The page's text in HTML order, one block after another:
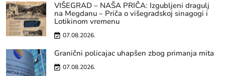
VIŠEGRAD – NAŠA PRIČA: Izgubljeni dragulj
na Megdanu – Priča o višegradskoj sinagogi i
Lotikinom vremenu
07.08.2026.
Granični policajac uhapšen zbog primanja mita
07.08.2026.